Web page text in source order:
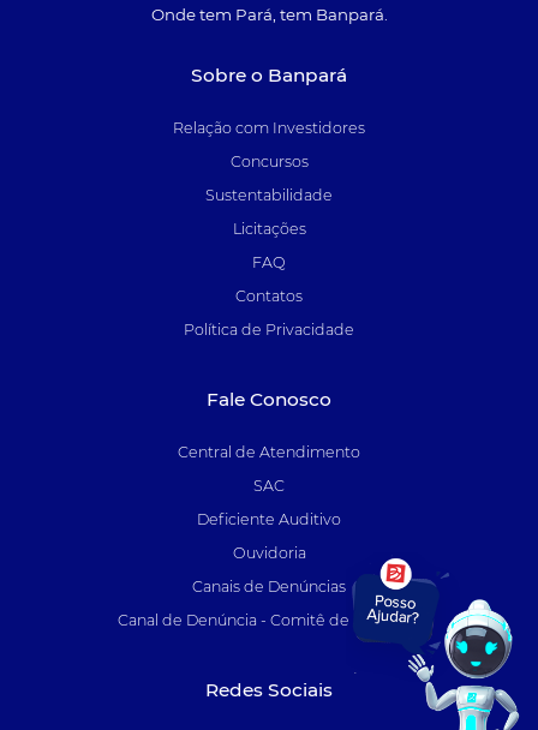
Onde tem Pará, tem Banpará.
Sobre o Banpará
Relação com Investidores
Concursos
Sustentabilidade
Licitações
FAQ
Contatos
Política de Privacidade
Fale Conosco
Central de Atendimento
SAC
Deficiente Auditivo
Ouvidoria
Canais de Denúncias
Canal de Denúncia - Comitê de Auditoria
Redes Sociais